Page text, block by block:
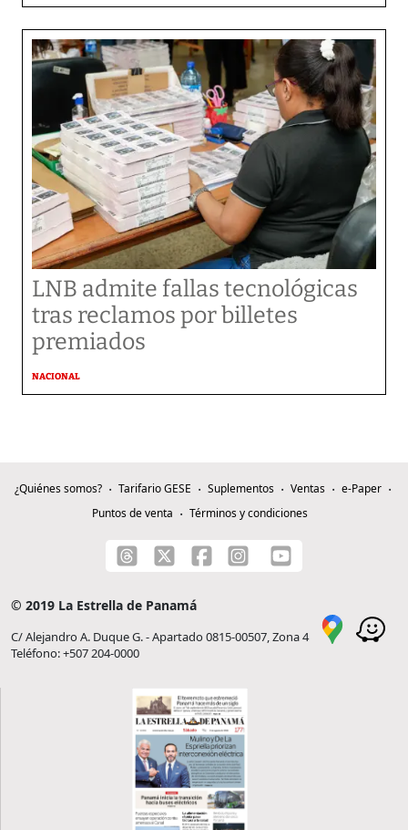
LNB admite fallas tecnológicas
tras reclamos por billetes
premiados
NACIONAL
¿Quiénes somos? Tarifario GESE Suplementos Ventas
e-Paper
Puntos de venta
Términos y condiciones
© 2019 La Estrella de Panamá
C/ Alejandro A. Duque G. - Apartado 0815-00507, Zona 4
Teléfono: +507 204-0000